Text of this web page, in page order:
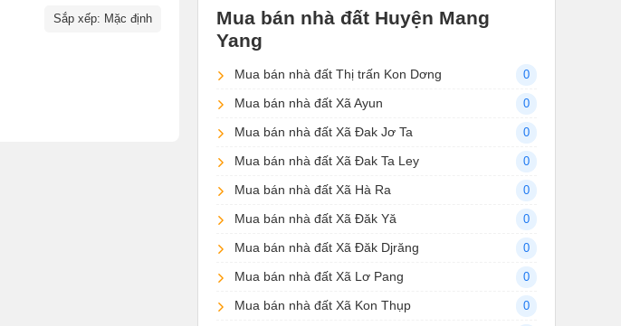
Sắp xếp: Mặc định
Mua bán nhà đất Huyện Mang
Yang
Mua bán nhà đất Thị trấn Kon Dơng 0
Mua bán nhà đất Xã Ayun 0
Mua bán nhà đất Xã Đak Jơ Ta 0
Mua bán nhà đất Xã Đak Ta Ley 0
Mua bán nhà đất Xã Hà Ra 0
Mua bán nhà đất Xã Đăk Yă 0
Mua bán nhà đất Xã Đăk Djrăng 0
Mua bán nhà đất Xã Lơ Pang 0
Mua bán nhà đất Xã Kon Thụp 0